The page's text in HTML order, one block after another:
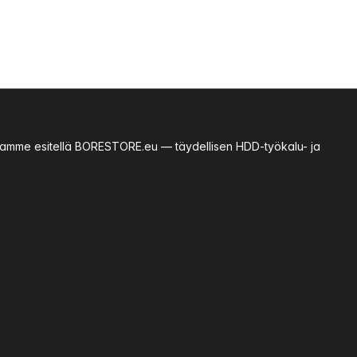
esitellä BORESTORE.eu — täydellisen HDD-työkalu- ja